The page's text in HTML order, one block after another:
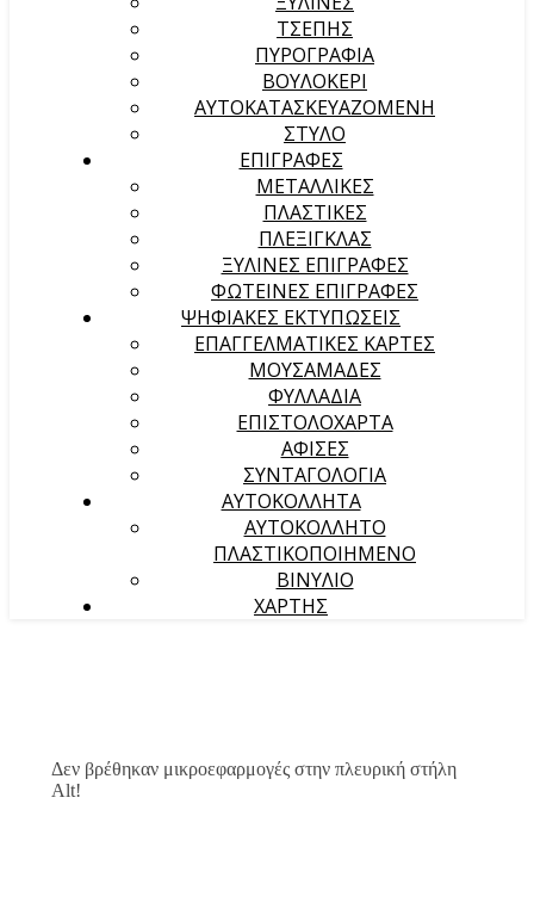
ΤΣΕΠΗΣ
ΠΥΡΟΓΡΑΦΙΑ
ΒΟΥΛΟΚΕΡΙ
ΑΥΤΟΚΑΤΑΣΚΕΥΑΖΟΜΕΝΗ
ΣΤΥΛΟ
ΕΠΙΓΡΑΦΕΣ
ΜΕΤΑΛΛΙΚΕΣ
ΠΛΑΣΤΙΚΕΣ
ΠΛΕΞΙΓΚΛΑΣ
ΞΥΛΙΝΕΣ ΕΠΙΓΡΑΦΕΣ
ΦΩΤΕΙΝΕΣ ΕΠΙΓΡΑΦΕΣ
ΨΗΦΙΑΚΕΣ ΕΚΤΥΠΩΣΕΙΣ
ΕΠΑΓΓΕΛΜΑΤΙΚΕΣ ΚΑΡΤΕΣ
ΜΟΥΣΑΜΑΔΕΣ
ΦΥΛΛΑΔΙΑ
ΕΠΙΣΤΟΛΟΧΑΡΤΑ
ΑΦΙΣΕΣ
ΣΥΝΤΑΓΟΛΟΓΙΑ
ΑΥΤΟΚΟΛΛΗΤΑ
ΑΥΤΟΚΟΛΛΗΤΟ
ΠΛΑΣΤΙΚΟΠΟΙΗΜΕΝΟ
ΒΙΝΥΛΙΟ
ΧΑΡΤΗΣ
Δεν βρέθηκαν μικροεφαρμογές στην πλευρική στήλη
Alt!